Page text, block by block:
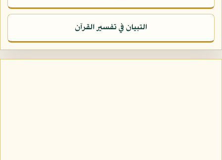
التبيان في تفسير القرآن